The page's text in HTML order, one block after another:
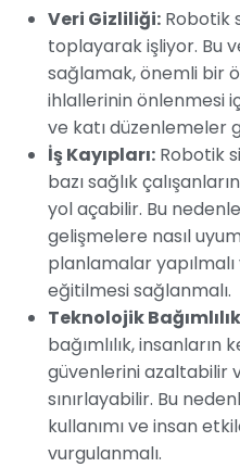
Veri Gizliliği: Robotik
toplayarak işliyor. Bu
sağlamak, önemli bir
ihlallerinin önlenmesi
ve katı düzenlemeler
İş Kayıpları: Robotik
bazı sağlık
yol açabilir. Bu
gelişmelere nasıl
planlamalar yapılmalı
eğitilmesi sağlanmalı.
Teknolojik
bağımlılık,
güvenlerini azaltabilir
sınırlayabilir. Bu
kullanımı ve insan
vurgulanmalı.